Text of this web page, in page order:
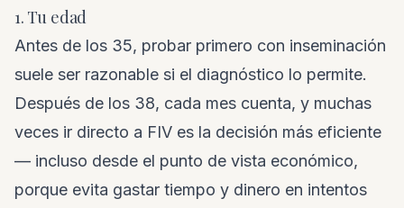
1. Tu edad
Antes de los 35, probar primero con inseminación
suele ser razonable si el diagnóstico lo permite.
Después de los 38, cada mes cuenta, y muchas
veces ir directo a FIV es la decisión más eficiente
— incluso desde el punto de vista económico,
porque evita gastar tiempo y dinero en intentos